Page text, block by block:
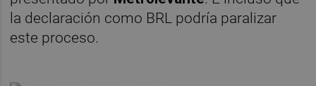
la declaración como BRL podría paralizar
este proceso.